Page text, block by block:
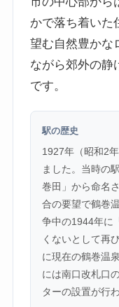
かで落ち着いた
望む自然豊かな
ながら郊外の静
です。
駅の歴史
1927年（昭和2
ました。当時の
巻田」から命名
合の要望で鶴巻
争中の1944年に
くないとして再
に現在の鶴巻温
には南口改札口
ターの設置が行